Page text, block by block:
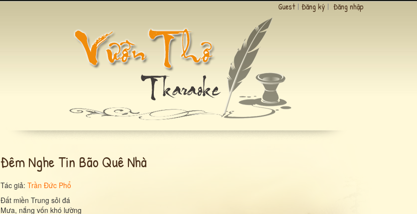
Guest | Đăng ký | Đăng nhập
Đêm Nghe Tin Bão Quê Nhà
Tác giả: Trần Đức Phổ
Đất miền Trung sỏi đá
Mưa, nắng vốn khó lường